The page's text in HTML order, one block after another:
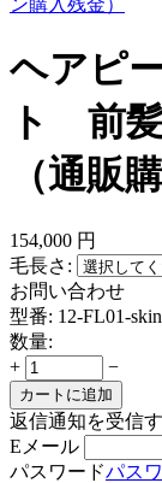
ヘアピ
ト 前
（通販
154,000 円
毛長さ:
お問い合わせ
型番: 12-FL01-
数量:
+
−
カートに追加
返信通知を受信
Eメール
パスワードパス